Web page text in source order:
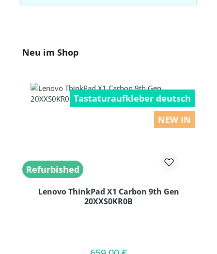
Produktgalerie überspringen
Neu im Shop
Tastaturaufkleber deutsch
NEW IN
Refurbished
Lenovo ThinkPad X1 Carbon 9th Gen
20XXS0KR0B